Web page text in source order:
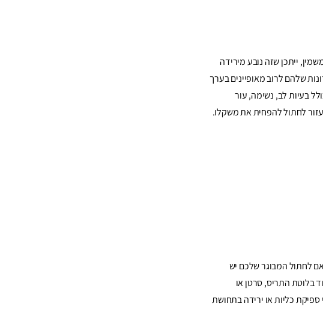
ייתכן שזה נובע מירידה
שלהם לרוב מאופיינים בערך
בעיות לב, נשימה, עור
לחתול להפחית את משקלו.
לחתול המבוגר שלכם יש
בלוטת התריס, סרטן או
ספיקת כליות או ירידה בתחושת